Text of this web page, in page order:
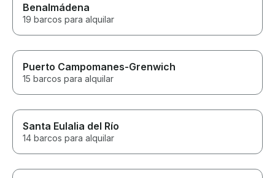
Benalmádena
19 barcos para alquilar
Puerto Campomanes-Grenwich
15 barcos para alquilar
Santa Eulalia del Río
14 barcos para alquilar